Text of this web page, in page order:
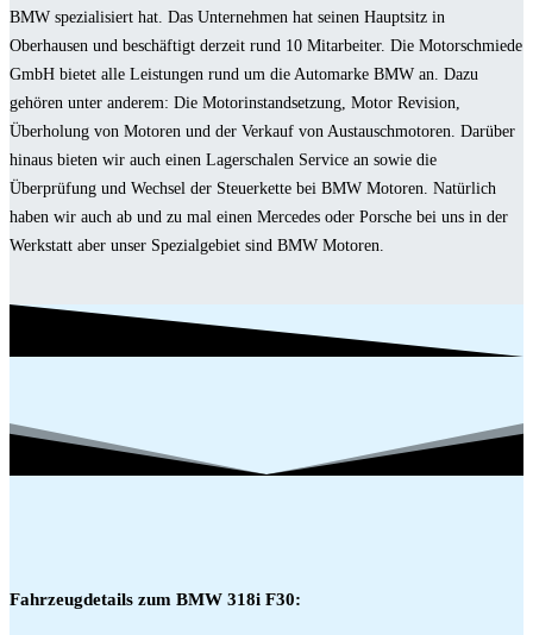
BMW spezialisiert hat. Das Unternehmen hat seinen Hauptsitz in
Oberhausen und beschäftigt derzeit rund 10 Mitarbeiter. Die Motorschmiede
GmbH bietet alle Leistungen rund um die Automarke BMW an. Dazu
gehören unter anderem: Die Motorinstandsetzung, Motor Revision,
Überholung von Motoren und der Verkauf von Austauschmotoren. Darüber
hinaus bieten wir auch einen Lagerschalen Service an sowie die
Überprüfung und Wechsel der Steuerkette bei BMW Motoren. Natürlich
haben wir auch ab und zu mal einen Mercedes oder Porsche bei uns in der
Werkstatt aber unser Spezialgebiet sind BMW Motoren.
Fahrzeugdetails zum BMW 318i F30: